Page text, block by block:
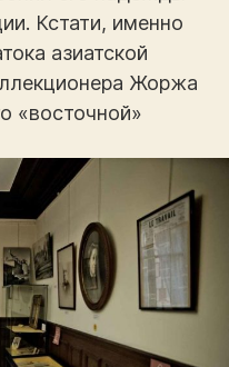
Кстати, именно
азиатской
Жоржа
«восточной»